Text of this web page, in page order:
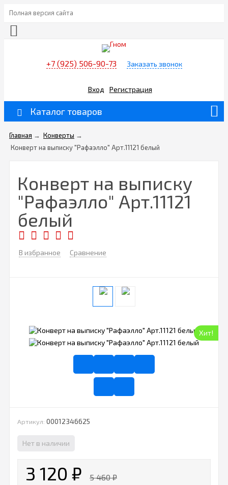
Полная версия сайта
+7 (925) 506-90-73 Заказать звонок
Вход Регистрация
Каталог товаров
Главная → Конверты →
Конверт на выписку "Рафаэлло" Арт.11121 белый
Конверт на выписку
"Рафаэлло" Арт.11121
белый
В избранное Сравнение
Хит!
Артикул: 00012346625
Нет в наличии
3 120 ₽ 5 460₽